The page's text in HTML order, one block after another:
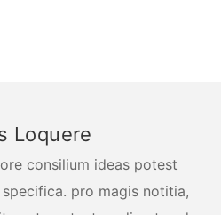
Loquere
consilium ideas potest
pro magis notitia,